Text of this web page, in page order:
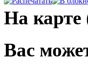
На карте
Вас